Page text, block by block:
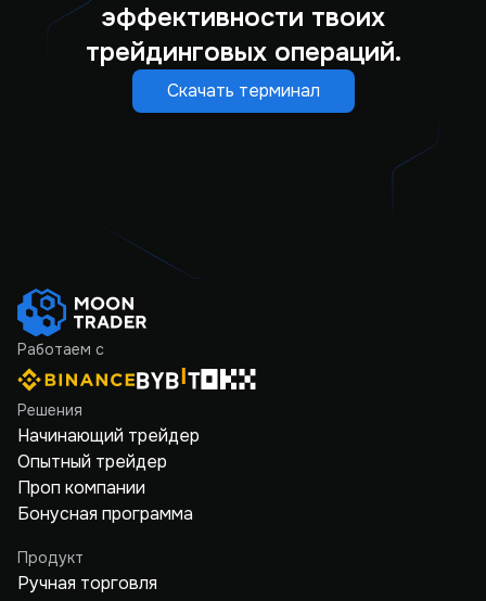
эффективности твоих
трейдинговых операций.
Скачать терминал
Работаем с
Решения
Начинающий трейдер
Опытный трейдер
Проп компании
Бонусная программа
Продукт
Ручная торговля